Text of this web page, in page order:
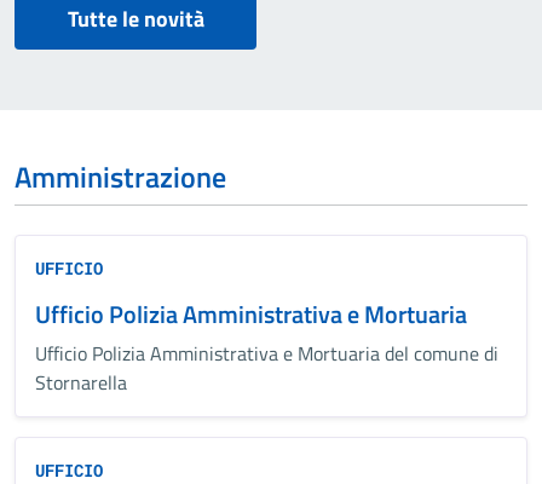
Tutte le novità
Amministrazione
UFFICIO
Ufficio Polizia Amministrativa e Mortuaria
Ufficio Polizia Amministrativa e Mortuaria del comune di
Stornarella
UFFICIO